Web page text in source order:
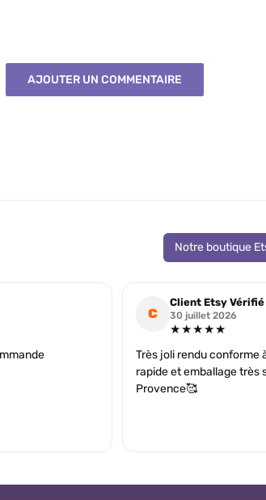
AJOUTER UN COMMENTAIRE
Notre boutique
C
Client Etsy Vérifié
30 juillet 2026
★★★★★
Très joli rendu conforme
rapide et emballage très
Provence🥰